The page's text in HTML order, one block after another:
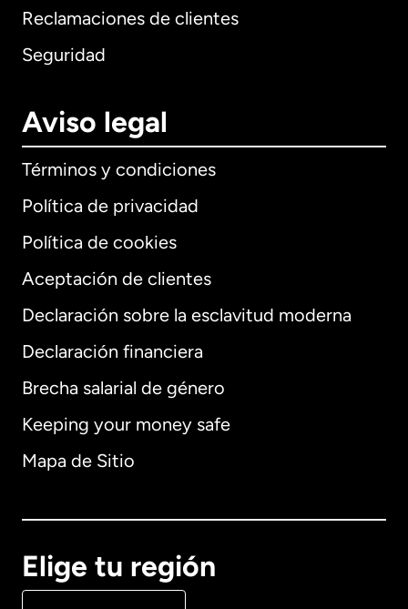
Reclamaciones de clientes
Seguridad
Aviso legal
Términos y condiciones
Política de privacidad
Política de cookies
Aceptación de clientes
Declaración sobre la esclavitud moderna
Declaración financiera
Brecha salarial de género
Keeping your money safe
Mapa de Sitio
Elige tu región
Internacional English
Alemania
Français